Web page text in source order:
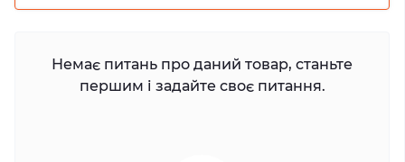
Немає питань про даний товар, станьте
першим і задайте своє питання.